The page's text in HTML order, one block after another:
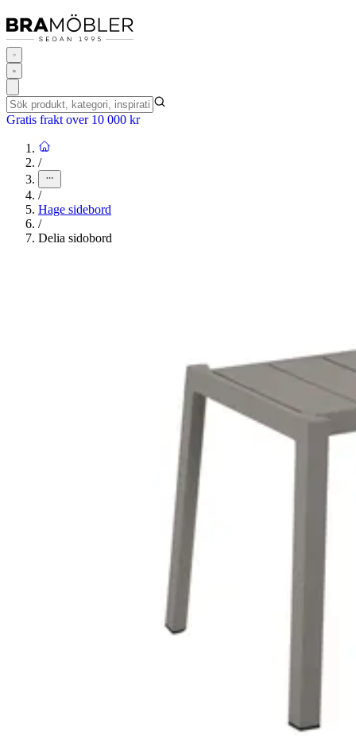
Gratis frakt over 10 000 kr
/
/
Hage sidebord
/
Delia sidobord